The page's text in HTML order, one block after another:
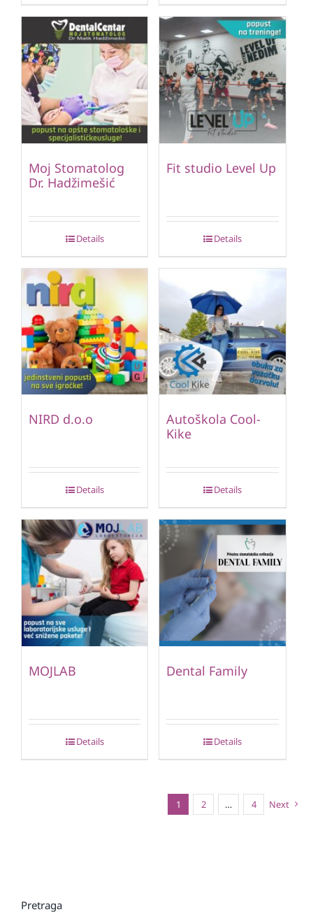
Moj Stomatolog
Dr. Hadžimešić
Details
Fit studio Level Up
Details
NIRD d.o.o
Details
Autoškola Cool-
Kike
Details
MOJLAB
Details
Dental Family
Details
1 2 … 4 Next
Pretraga